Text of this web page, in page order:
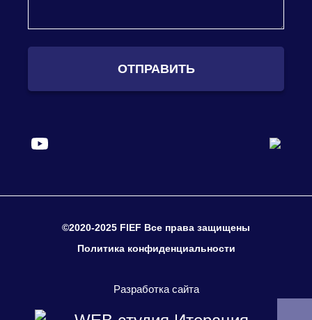
ОТПРАВИТЬ
©2020-2025 FIEF Все права защищены
Политика конфиденциальности
Разработка сайта